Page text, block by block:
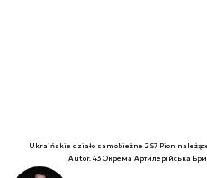
Ukraińskie działo samobieżne 2S7 Pion
Autor. 43 Окрема Артилерійська